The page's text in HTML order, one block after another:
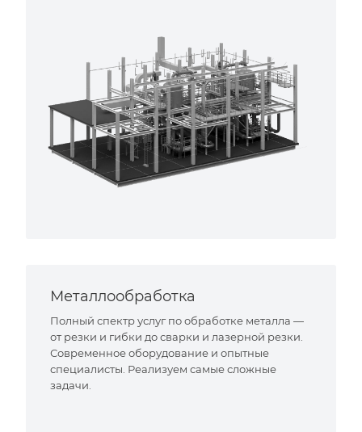
Металлообработка
Полный спектр услуг по обработке металла —
от резки и гибки до сварки и лазерной резки.
Современное оборудование и опытные
специалисты. Реализуем самые сложные
задачи.